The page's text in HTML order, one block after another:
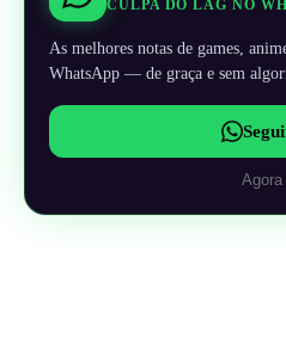
CULPA DO LAG NO
As melhores notas de games,
WhatsApp — de graça e sem
Agora